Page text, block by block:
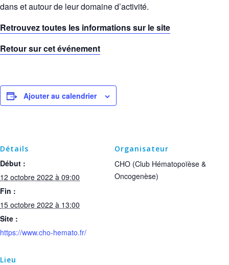
dans et autour de leur domaine d’activité.
Retrouvez toutes les informations sur le site
Retour sur cet événement
Ajouter au calendrier
Détails
Début :
12 octobre 2022 à 09:00
Fin :
15 octobre 2022 à 13:00
Site :
https://www.cho-hemato.fr/
Lieu
Organisateur
CHO (Club Hématopoïèse &
Oncogenèse)